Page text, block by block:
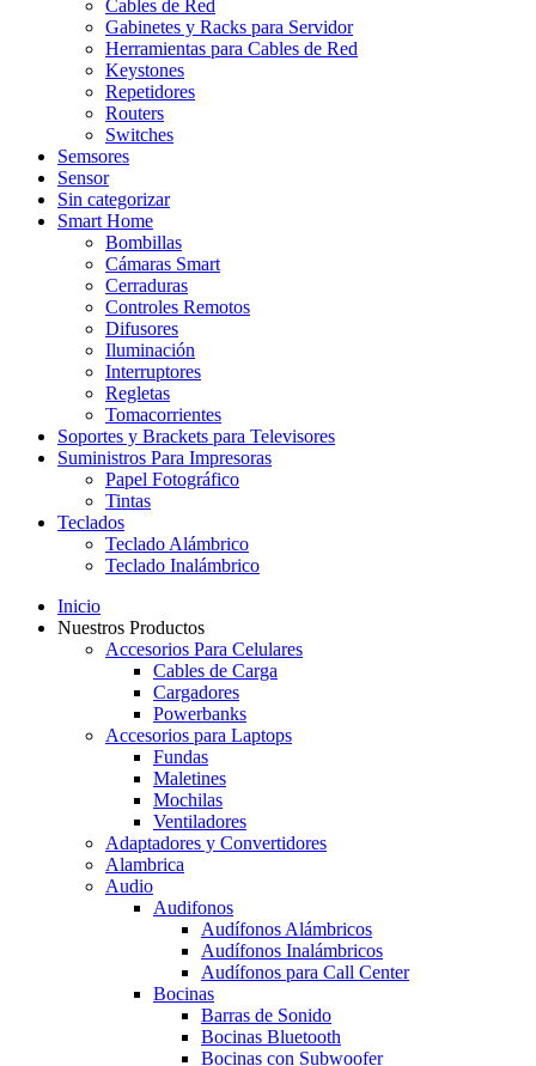
Cables de Red
Gabinetes y Racks para Servidor
Herramientas para Cables de Red
Keystones
Repetidores
Routers
Switches
Semsores
Sensor
Sin categorizar
Smart Home
Bombillas
Cámaras Smart
Cerraduras
Controles Remotos
Difusores
Iluminación
Interruptores
Regletas
Tomacorrientes
Soportes y Brackets para Televisores
Suministros Para Impresoras
Papel Fotográfico
Tintas
Teclados
Teclado Alámbrico
Teclado Inalámbrico
Inicio
Nuestros Productos
Accesorios Para Celulares
Cables de Carga
Cargadores
Powerbanks
Accesorios para Laptops
Fundas
Maletines
Mochilas
Ventiladores
Adaptadores y Convertidores
Alambrica
Audio
Audifonos
Audífonos Alámbricos
Audífonos Inalámbricos
Audífonos para Call Center
Bocinas
Barras de Sonido
Bocinas Bluetooth
Bocinas con Subwoofer